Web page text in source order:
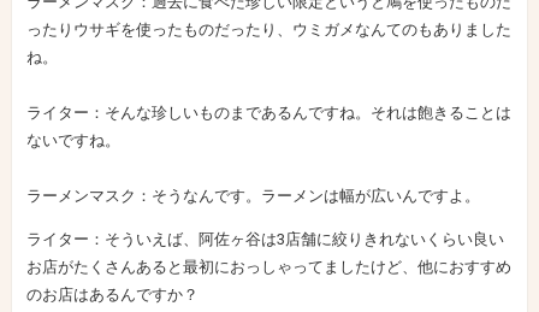
ったりウサギを使ったものだったり、ウミガメなんてのもありました
ね。
ライター：そんな珍しいものまであるんですね。それは飽きることは
ないですね。
ラーメンマスク：そうなんです。ラーメンは幅が広いんですよ。
ライター：そういえば、阿佐ヶ谷は3店舗に絞りきれないくらい良い
お店がたくさんあると最初におっしゃってましたけど、他におすすめ
のお店はあるんですか？